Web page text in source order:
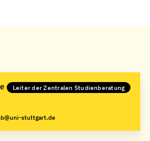
Leiter der Zentralen Studienberatung
stuttgart.de